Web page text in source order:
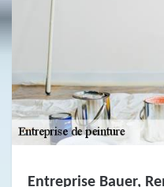
Entreprise Bauer,